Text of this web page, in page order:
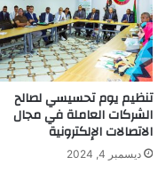
تنظيم يوم تحسيسي لصالح
الشركات العاملة في مجال
الاتصالات الإلكترونية
ديسمبر 4, 2024